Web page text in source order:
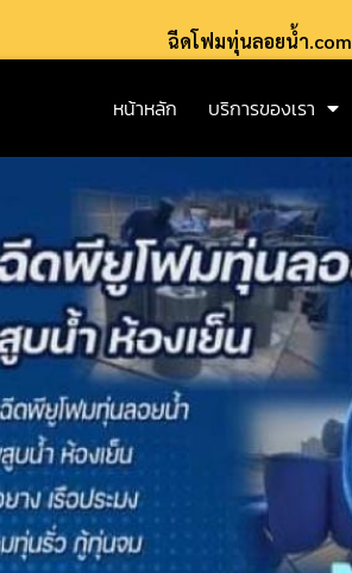
ฉีดโฟมทุ่นลอยน้ำ.com
หน้าหลัก บริการของเรา